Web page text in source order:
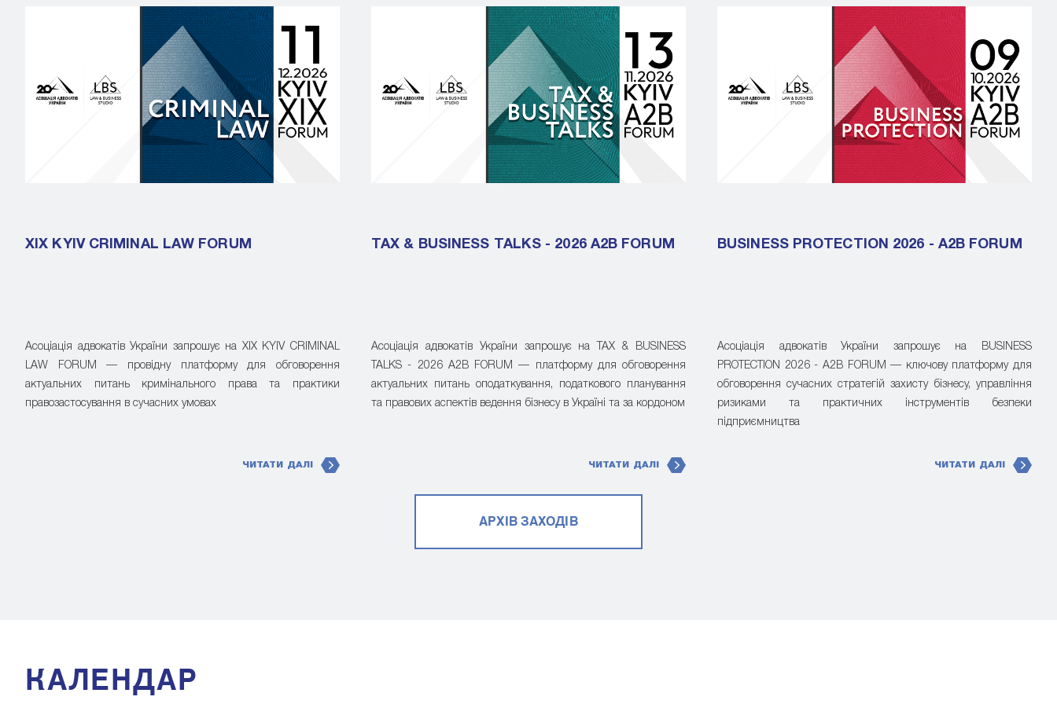
XIX KYIV CRIMINAL LAW FORUM
Асоціація адвокатів України запрошує на XIX KYIV CRIMINAL
LAW FORUM — провідну платформу для обговорення
актуальних питань кримінального права та практики
правозастосування в сучасних умовах
ЧИТАТИ ДАЛІ
TAX & BUSINESS TALKS - 2026 A2B FORUM
Асоціація адвокатів України запрошує на TAX & BUSINESS
TALKS - 2026 A2B FORUM — платформу для обговорення
актуальних питань оподаткування, податкового планування
та правових аспектів ведення бізнесу в Україні та за кордоном
ЧИТАТИ ДАЛІ
BUSINESS PROTECTION 2026 - A2B FORUM
Асоціація адвокатів України запрошує на BUSINESS
PROTECTION 2026 - A2B FORUM — ключову платформу для
обговорення сучасних стратегій захисту бізнесу, управління
ризиками та практичних інструментів безпеки
підприємництва
ЧИТАТИ ДАЛІ
АРХІВ ЗАХОДІВ
КАЛЕНДАР